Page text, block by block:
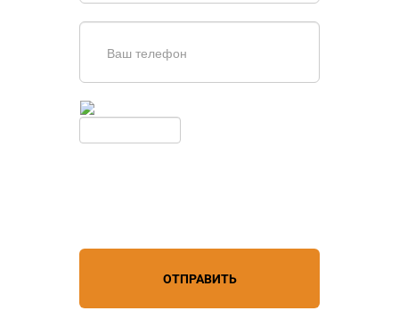
ОТПРАВИТЬ